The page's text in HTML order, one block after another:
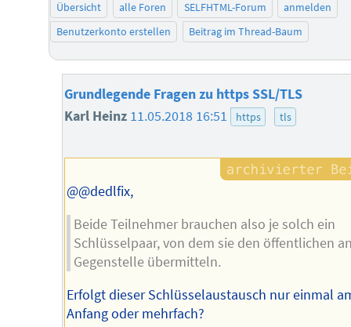
Übersicht alle Foren SELFHTML-Forum
anmelden
Benutzerkonto erstellen
Beitrag im Thread-Baum
Grundlegende Fragen zu https SSL/TLS
Karl Heinz 11.05.2018 16:51 https tls
@@dedlfix,
Beide Teilnehmer brauchen also je solch ein
Schlüsselpaar, von dem sie den öffentlichen
Gegenstelle übermitteln.
Erfolgt dieser Schlüsselaustausch nur einmal
Anfang oder mehrfach?